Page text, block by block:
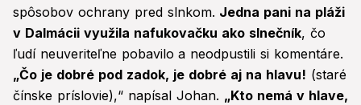
53
seconds
spôsobov ochrany pred slnkom. Jedna pani na pláži
v Dalmácii využila nafukovačku ako slnečník, čo
ľudí neuveriteľne pobavilo a neodpustili si komentáre.
„Čo je dobré pod zadok, je dobré aj na hlavu! (staré
čínske príslovie),“ napísal Johan. „Kto nemá v hlave,